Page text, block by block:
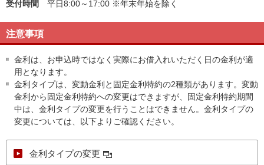
受付時間 平日8:00～17:00 ※年末年始を除く
注意事項
金利は、お申込時ではなく実際にお借入れいただく日の金利が適
用となります。
金利タイプは、変動金利と固定金利特約の2種類があります。変動
金利から固定金利特約への変更はできますが、固定金利特約期間
中は、金利タイプの変更を行うことはできません。金利タイプの
変更については、以下よりご確認ください。
金利タイプの変更